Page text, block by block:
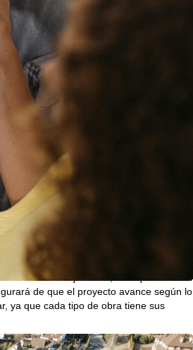
comenzar rápidamente, es
ya que permite prever todos los
en algunos casos, puede ser
futura.
sólida es una de las principales
del proyecto y, por supuesto, de
los costos adicionales
recomendable incluir un margen de
a alguien que ejecute el trabajo,
en la ejecución, sino que también
de que el proyecto avance según lo
ya que cada tipo de obra tiene sus